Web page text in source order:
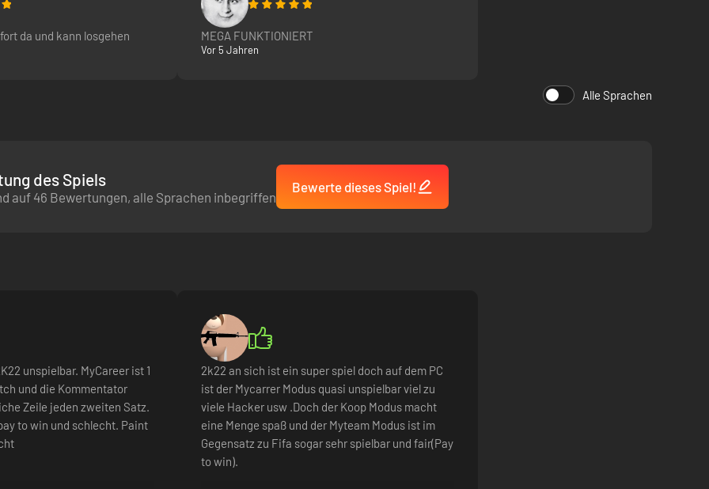
da und kann losgehen MEGA FUNKTIONIERT
Vor 5 Jahren
Alle Sprachen
des Spiels
auf 46 Bewertungen, alle Sprachen inbegriffen
Bewerte dieses Spiel!
unspielbar. MyCareer ist 1
und die Kommentator
Zeile jeden zweiten Satz.
to win und schlecht. Paint
2k22 an sich ist ein super spiel doch auf dem PC
ist der Mycarrer Modus quasi unspielbar viel zu
viele Hacker usw .Doch der Koop Modus macht
eine Menge spaß und der Myteam Modus ist im
Gegensatz zu Fifa sogar sehr spielbar und fair(Pay
to win).